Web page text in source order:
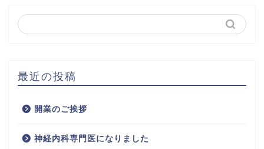
最近の投稿
開業のご挨拶
神経内科専門医になりました